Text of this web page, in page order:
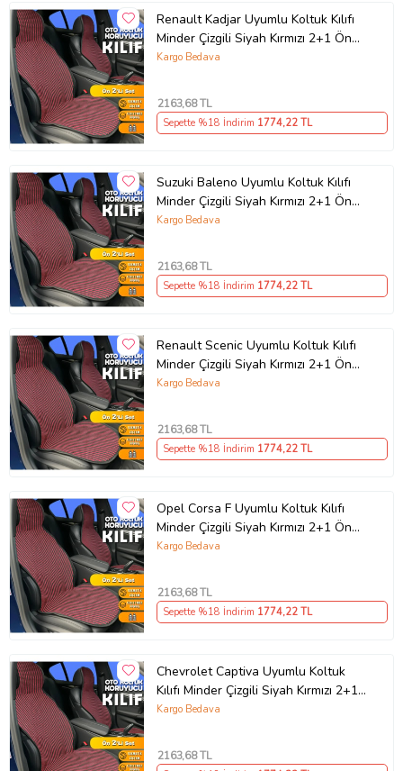
Renault Kadjar Uyumlu Koltuk Kılıfı
Minder Çizgili Siyah Kırmızı 2+1 Ön
Arka Set
Kargo Bedava
2163,68 TL
Sepette %18 İndirim 1774,22 TL
Suzuki Baleno Uyumlu Koltuk Kılıfı
Minder Çizgili Siyah Kırmızı 2+1 Ön
Arka Set
Kargo Bedava
2163,68 TL
Sepette %18 İndirim 1774,22 TL
Renault Scenic Uyumlu Koltuk Kılıfı
Minder Çizgili Siyah Kırmızı 2+1 Ön
Arka Set
Kargo Bedava
2163,68 TL
Sepette %18 İndirim 1774,22 TL
Opel Corsa F Uyumlu Koltuk Kılıfı
Minder Çizgili Siyah Kırmızı 2+1 Ön
Arka Set
Kargo Bedava
2163,68 TL
Sepette %18 İndirim 1774,22 TL
Chevrolet Captiva Uyumlu Koltuk
Kılıfı Minder Çizgili Siyah Kırmızı 2+1
Ön Arka Set
Kargo Bedava
2163,68 TL